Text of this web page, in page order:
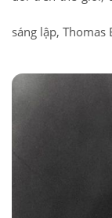
sáng lập, Thomas